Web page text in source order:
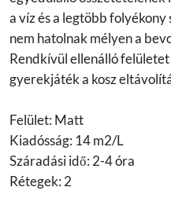
a víz és a legtöbb
nem hatolnak mélyen a
Rendkívül ellenálló
gyerekjáték a kosz
Felület: Matt
Kiadósság: 14 m2/L
Száradási idő: 2-4 óra
Rétegek: 2